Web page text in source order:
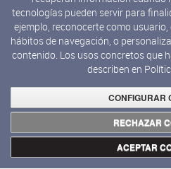
Tiempo y memoria.
Haris Epaminonda
tecnologías pueden servir para
ejemplo, reconocerte como
hábitos de navegación, o
contenido. Los usos concretos que
describen en
CONFIGURAR
RECHAZAR
ACEPTAR